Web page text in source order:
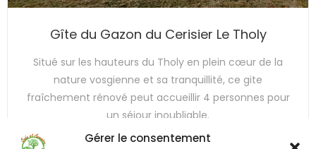
Gérer le consentement
Gîte du Gazon du Cerisier Le Tholy
Situé sur les hauteurs du Tholy en plein cœur de la
nature vosgienne et sa tranquillité, ce gite
fraîchement rénové peut accueillir 4 personnes pour
un séjour inoubliable.